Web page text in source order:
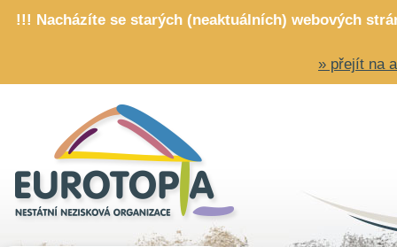
!!! Nacházíte se starých (neaktuálních) webových
» přejít na